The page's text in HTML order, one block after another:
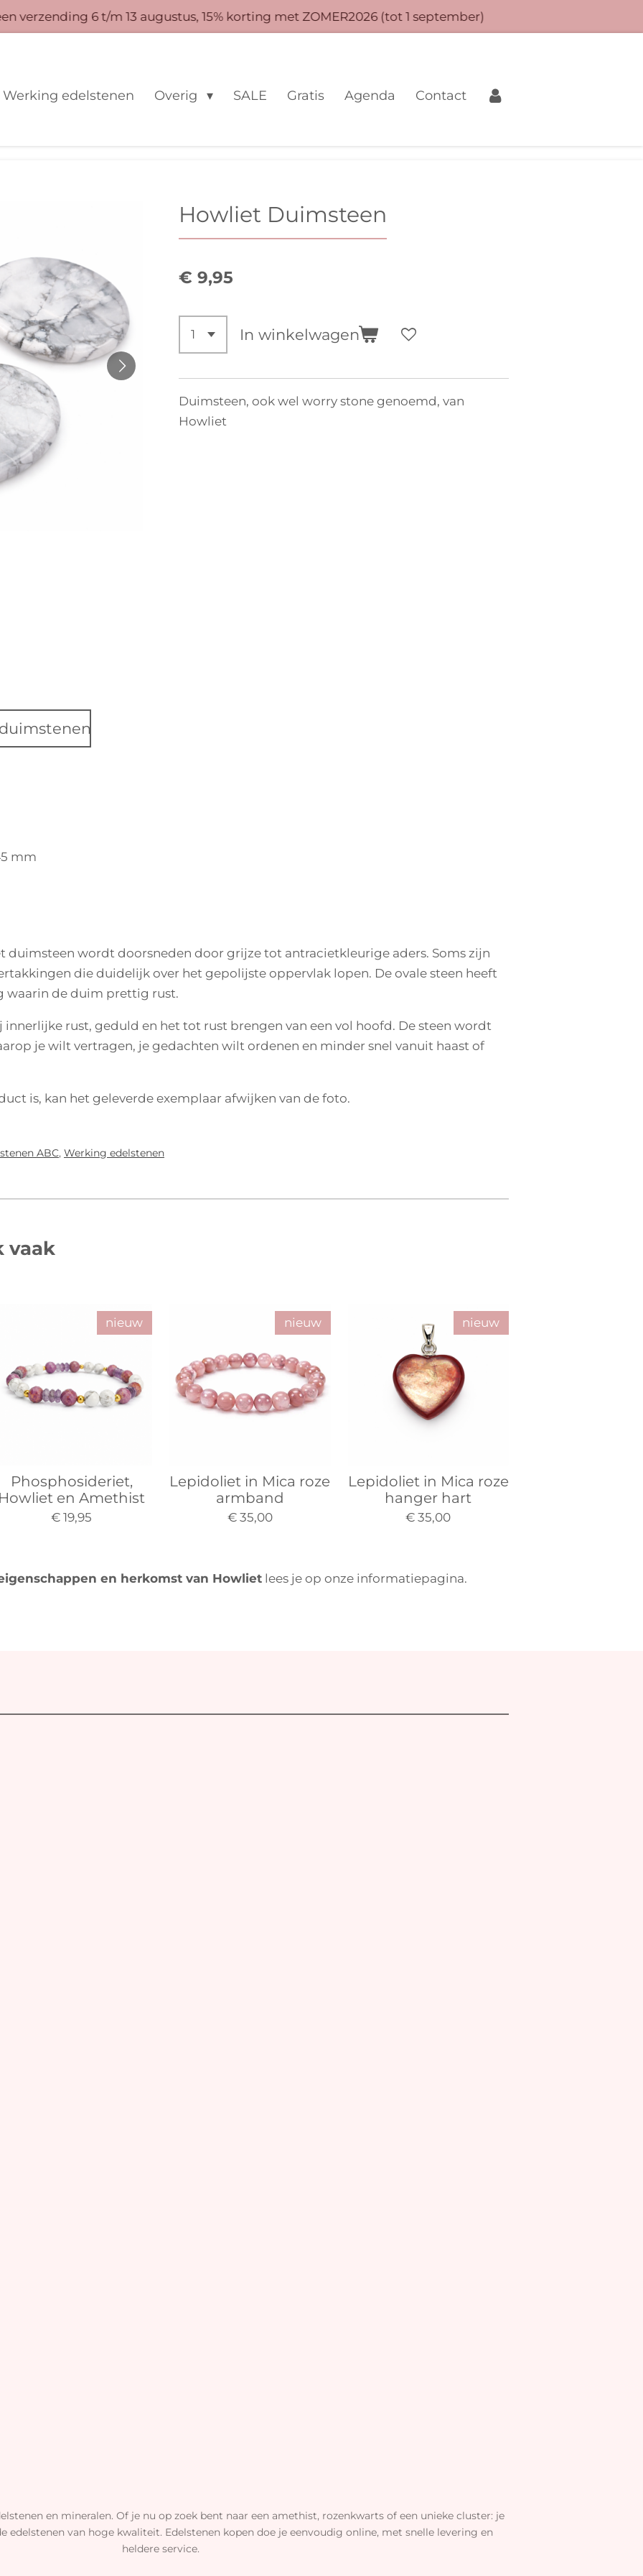
verzending 6 t/m 13 augustus, 15% korting met ZOMER2026 (tot 1 september)
Werking edelstenen Overig SALE Gratis Agenda Contact
Howliet Duimsteen
€ 9,95
In winkelwagen
Duimsteen, ook wel worry stone genoemd, van
Howliet
mm
duimsteen wordt doorsneden door grijze tot antracietkleurige aders. Soms zijn
die duidelijk over het gepolijste oppervlak lopen. De ovale steen heeft
waarin de duim prettig rust.
rust, geduld en het tot rust brengen van een vol hoofd. De steen wordt
je wilt vertragen, je gedachten wilt ordenen en minder snel vanuit haast of
is, kan het geleverde exemplaar afwijken van de foto.
ABC, Werking edelstenen
vaak
nieuw
Phosphosideriet,
Howliet en Amethist
€ 19,95
nieuw
Lepidoliet in Mica roze
armband
€ 35,00
nieuw
Lepidoliet in Mica roze
hanger hart
€ 35,00
en herkomst van Howliet lees je op onze informatiepagina.
en mineralen. Of je nu op zoek bent naar een amethist, rozenkwarts of een unieke cluster: je
edelstenen van hoge kwaliteit. Edelstenen kopen doe je eenvoudig online, met snelle levering en
heldere service.